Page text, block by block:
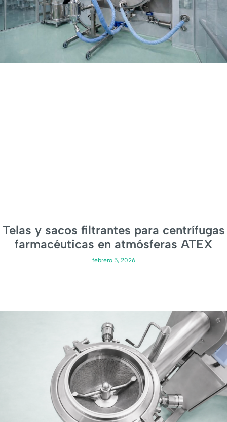
Telas y sacos filtrantes para centrífugas
farmacéuticas en atmósferas ATEX
febrero 5, 2026